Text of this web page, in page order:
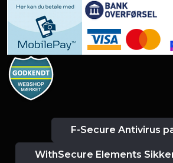
F-Secure Antivirus
WithSecure Elements